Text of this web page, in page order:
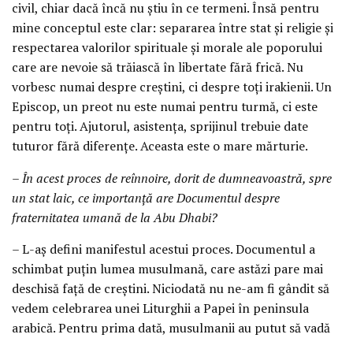
civil, chiar dacă încă nu știu în ce termeni. Însă pentru
mine conceptul este clar: separarea între stat și religie și
respectarea valorilor spirituale și morale ale poporului
care are nevoie să trăiască în libertate fără frică. Nu
vorbesc numai despre creștini, ci despre toți irakienii. Un
Episcop, un preot nu este numai pentru turmă, ci este
pentru toți. Ajutorul, asistența, sprijinul trebuie date
tuturor fără diferențe. Aceasta este o mare mărturie.
– În acest proces de reînnoire, dorit de dumneavoastră, spre
un stat laic, ce importanță are Documentul despre
fraternitatea umană de la Abu Dhabi?
– L-aș defini manifestul acestui proces. Documentul a
schimbat puțin lumea musulmană, care astăzi pare mai
deschisă față de creștini. Niciodată nu ne-am fi gândit să
vedem celebrarea unei Liturghii a Papei în peninsula
arabică. Pentru prima dată, musulmanii au putut să vadă